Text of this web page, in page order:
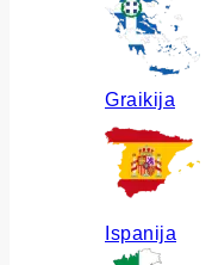
Graikija
Ispanija